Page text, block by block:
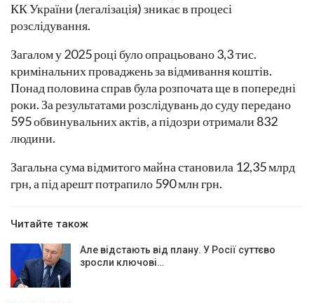
КК України (легалізація) зникає в процесі
розслідування.
Загалом у 2025 році було опрацьовано 3,3 тис.
кримінальних проваджень за відмивання коштів.
Понад половина справ була розпочата ще в попередні
роки. За результатами розслідувань до суду передано
595 обвинувальних актів, а підозри отримали 832
людини.
Загальна сума відмитого майна становила 12,35 млрд
грн, а під арешт потрапило 590 млн грн.
Читайте також
Але відстають від плану. У Росії суттєво
зросли ключові…